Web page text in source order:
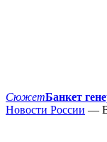
СюжетБанкет
Новости России —